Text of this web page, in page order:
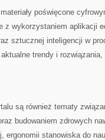
poświęcone
z wykorzystaniem aplikacji
sztucznej inteligencji w
trendy i rozwiązania,
są również tematy
budowaniem zdrowych
ergonomii stanowiska do